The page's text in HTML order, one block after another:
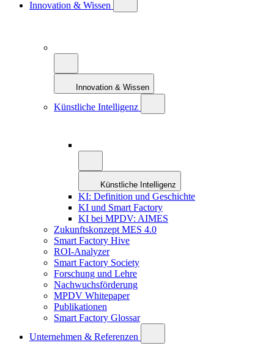
Innovation & Wissen
Innovation & Wissen
Künstliche Intelligenz
Künstliche Intelligenz
KI: Definition und Geschichte
KI und Smart Factory
KI bei MPDV: AIMES
Zukunftskonzept MES 4.0
Smart Factory Hive
ROI-Analyzer
Smart Factory Society
Forschung und Lehre
Nachwuchsförderung
MPDV Whitepaper
Publikationen
Smart Factory Glossar
Unternehmen & Referenzen